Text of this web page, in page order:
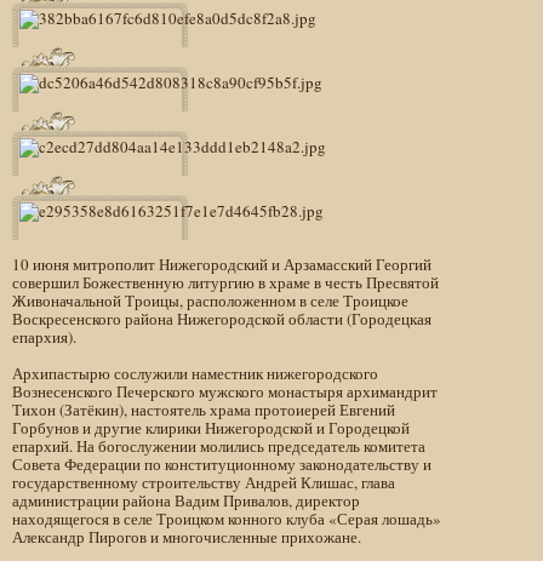
10 июня митрополит Нижегородский и Арзамасский Георгий
совершил Божественную литургию в храме в честь Пресвятой
Живоначальной Троицы, расположенном в селе Троицкое
Воскресенского района Нижегородской области (Городецкая
епархия).
Архипастырю сослужили наместник нижегородского
Вознесенского Печерского мужского монастыря архимандрит
Тихон (Затёкин), настоятель храма протоиерей Евгений
Горбунов и другие клирики Нижегородской и Городецкой
епархий. На богослужении молились председатель комитета
Совета Федерации по конституционному законодательству и
государственному строительству Андрей Клишас, глава
администрации района Вадим Привалов, директор
находящегося в селе Троицком конного клуба «Серая лошадь»
Александр Пирогов и многочисленные прихожане.